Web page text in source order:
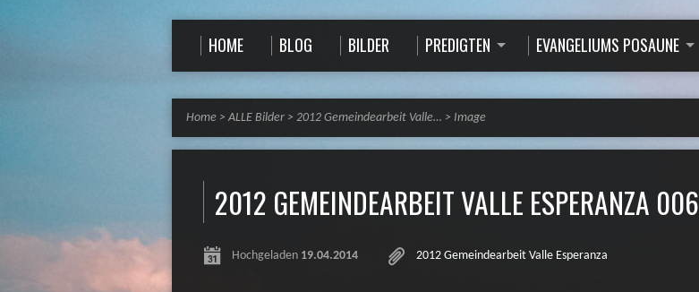
HOME BLOG BILDER PREDIGTEN EVANGELIUMS POSAUNE
Home > ALLE Bilder > 2012 Gemeindearbeit Valle… > Image
2012 GEMEINDEARBEIT VALLE ESPERANZA 006
Hochgeladen 19.04.2014 2012 Gemeindearbeit Valle Esperanza